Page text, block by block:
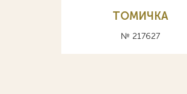
ТОМИЧКА
№ 217627